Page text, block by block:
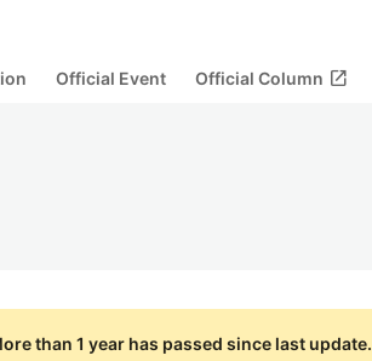
Official Event Official Column open_in_new
than 1 year has passed since last update.